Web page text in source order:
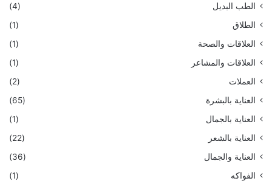
الطب البديل
(4)
الطلاق
(1)
العلاقات والصحة
(1)
العلاقات والمشاعر
(1)
العملات
(2)
العناية بالبشرة
(65)
العناية بالجمال
(1)
العناية بالشعر
(22)
العناية والجمال
(36)
الفواكه
(1)